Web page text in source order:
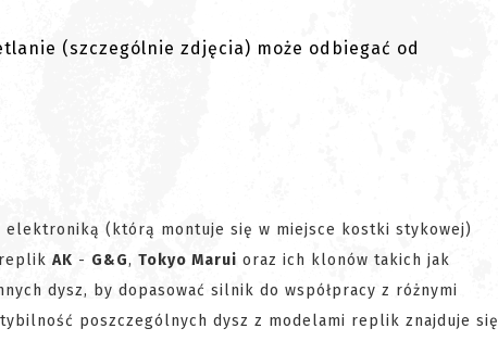
(szczególnie zdjęcia) może odbiegać od
elektroniką (którą montuje się w miejsce kostki stykowej)
AK - G&G, Tokyo Marui oraz ich klonów takich jak
dysz, by dopasować silnik do współpracy z różnymi
poszczególnych dysz z modelami replik znajduje się